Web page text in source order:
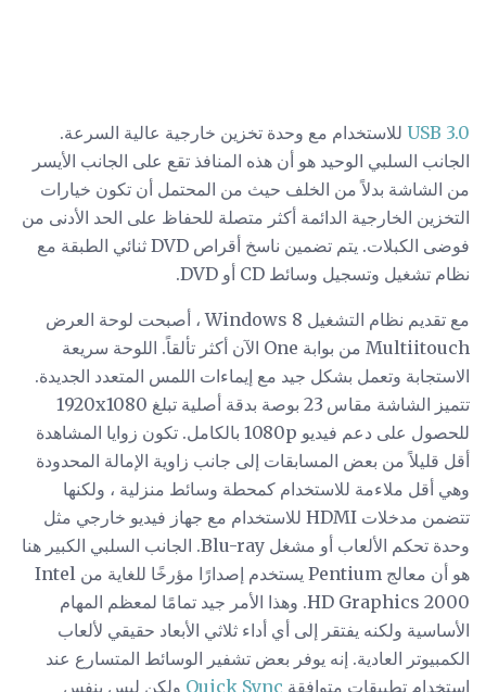
USB 3.0 للاستخدام مع وحدة تخزين خارجية عالية السرعة.
الجانب السلبي الوحيد هو أن هذه المنافذ تقع على الجانب الأيسر
من الشاشة بدلاً من الخلف حيث من المحتمل أن تكون خيارات
التخزين الخارجية الدائمة أكثر متصلة للحفاظ على الحد الأدنى من
فوضى الكبلات. يتم تضمين ناسخ أقراص DVD ثنائي الطبقة مع
نظام تشغيل وتسجيل وسائط CD أو DVD.
مع تقديم نظام التشغيل Windows 8 ، أصبحت لوحة العرض
Multiitouch من بوابة One الآن أكثر تألقاً. اللوحة سريعة
الاستجابة وتعمل بشكل جيد مع إيماءات اللمس المتعدد الجديدة.
تتميز الشاشة مقاس 23 بوصة بدقة أصلية تبلغ 1920x1080
للحصول على دعم فيديو 1080p بالكامل. تكون زوايا المشاهدة
أقل قليلاً من بعض المسابقات إلى جانب زاوية الإمالة المحدودة
وهي أقل ملاءمة للاستخدام كمحطة وسائط منزلية ، ولكنها
تتضمن مدخلات HDMI للاستخدام مع جهاز فيديو خارجي مثل
وحدة تحكم الألعاب أو مشغل Blu-ray. الجانب السلبي الكبير هنا
هو أن معالج Pentium يستخدم إصدارًا مؤرخًا للغاية من Intel
HD Graphics 2000. وهذا الأمر جيد تمامًا لمعظم المهام
الأساسية ولكنه يفتقر إلى أي أداء ثلاثي الأبعاد حقيقي لألعاب
الكمبيوتر العادية. إنه يوفر بعض تشفير الوسائط المتسارع عند
استخدام تطبيقات متوافقة Quick Sync ولكن ليس بنفس